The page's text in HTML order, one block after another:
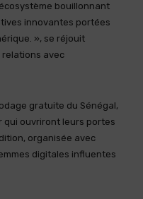
bouillonnant
innovantes portées
», se réjouit
relations avec
gratuite du Sénégal,
ouvriront leurs portes
organisée avec
digitales influentes